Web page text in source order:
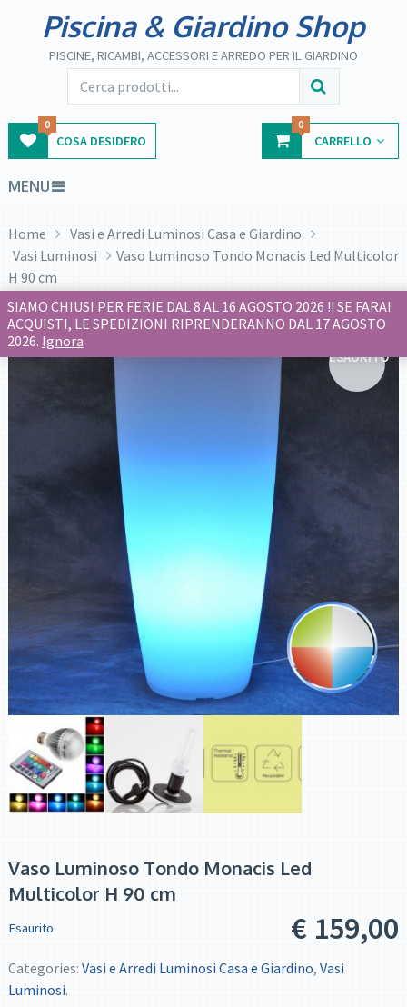
Piscina & Giardino Shop
PISCINE, RICAMBI, ACCESSORI E ARREDO PER IL GIARDINO
COSA DESIDERO
0
CARRELLO
0
MENU
Home
Vasi e Arredi Luminosi Casa e Giardino
Vasi Luminosi
Vaso Luminoso Tondo Monacis Led Multicolor
H 90 cm
ESAURITO
Vaso Luminoso Tondo Monacis Led
Multicolor H 90 cm
€ 159,00
Esaurito
Categories: Vasi e Arredi Luminosi Casa e Giardino, Vasi
Luminosi.
SIAMO CHIUSI PER FERIE DAL 8 AL 16 AGOSTO 2026 !! SE FARAI
ACQUISTI, LE SPEDIZIONI RIPRENDERANNO DAL 17 AGOSTO
2026. Ignora